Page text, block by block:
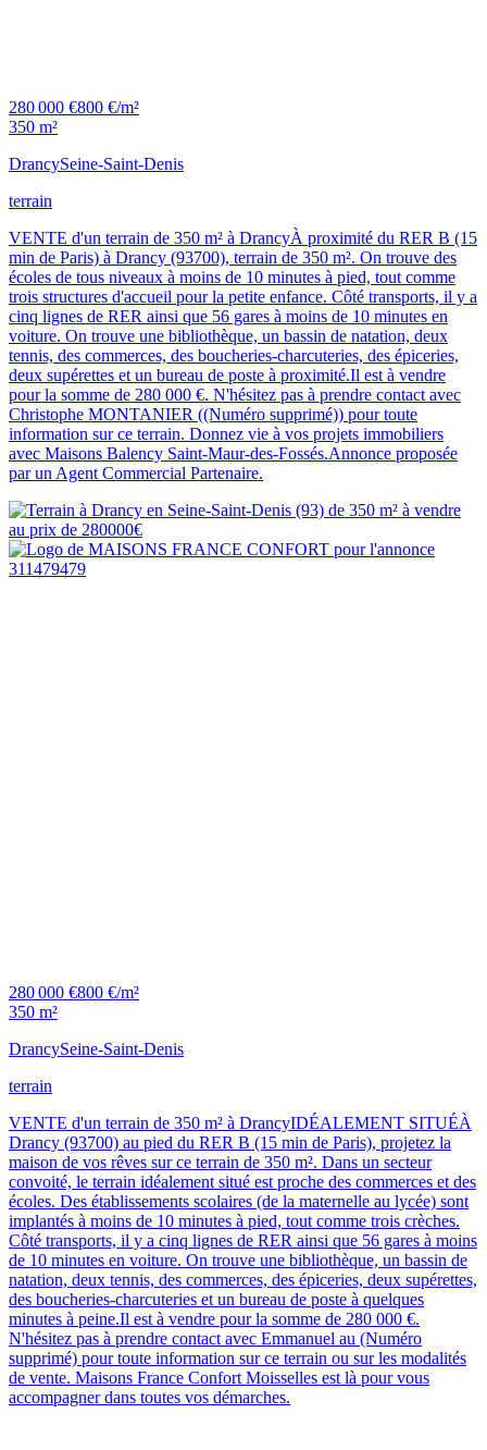
280 000 €800 €/m²
350 m²
DrancySeine-Saint-Denis
terrain
VENTE d'un terrain de 350 m² à DrancyÀ proximité du RER B (15
min de Paris) à Drancy (93700), terrain de 350 m². On trouve des
écoles de tous niveaux à moins de 10 minutes à pied, tout comme
trois structures d'accueil pour la petite enfance. Côté transports, il y a
cinq lignes de RER ainsi que 56 gares à moins de 10 minutes en
voiture. On trouve une bibliothèque, un bassin de natation, deux
tennis, des commerces, des boucheries-charcuteries, des épiceries,
deux supérettes et un bureau de poste à proximité.Il est à vendre
pour la somme de 280 000 €. N'hésitez pas à prendre contact avec
Christophe MONTANIER ((Numéro supprimé)) pour toute
information sur ce terrain. Donnez vie à vos projets immobiliers
avec Maisons Balency Saint-Maur-des-Fossés.Annonce proposée
par un Agent Commercial Partenaire.
280 000 €800 €/m²
350 m²
DrancySeine-Saint-Denis
terrain
VENTE d'un terrain de 350 m² à DrancyIDÉALEMENT SITUÉÀ
Drancy (93700) au pied du RER B (15 min de Paris), projetez la
maison de vos rêves sur ce terrain de 350 m². Dans un secteur
convoité, le terrain idéalement situé est proche des commerces et des
écoles. Des établissements scolaires (de la maternelle au lycée) sont
implantés à moins de 10 minutes à pied, tout comme trois crèches.
Côté transports, il y a cinq lignes de RER ainsi que 56 gares à moins
de 10 minutes en voiture. On trouve une bibliothèque, un bassin de
natation, deux tennis, des commerces, des épiceries, deux supérettes,
des boucheries-charcuteries et un bureau de poste à quelques
minutes à peine.Il est à vendre pour la somme de 280 000 €.
N'hésitez pas à prendre contact avec Emmanuel au (Numéro
supprimé) pour toute information sur ce terrain ou sur les modalités
de vente. Maisons France Confort Moisselles est là pour vous
accompagner dans toutes vos démarches.